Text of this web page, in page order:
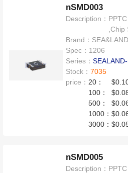
nSMD003
Description：
,Chip
Brand： SEA&LAND
Spec： 1206
Series：
Stock：7035
price： 20：
100：
500：
1000：
3000：
nSMD005
Description：